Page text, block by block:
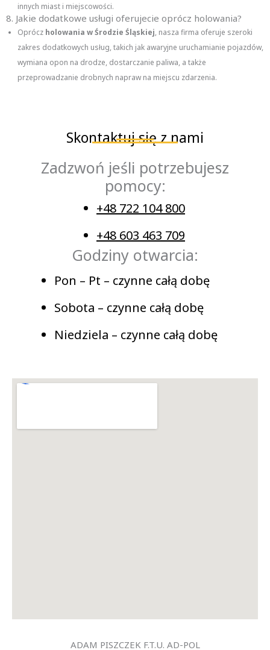
innych miast i miejscowości.
8. Jakie dodatkowe usługi oferujecie oprócz holowania?
Oprócz holowania w Środzie Śląskiej, nasza firma oferuje szeroki
zakres dodatkowych usług, takich jak awaryjne uruchamianie pojazdów,
wymiana opon na drodze, dostarczanie paliwa, a także
przeprowadzanie drobnych napraw na miejscu zdarzenia.
Skontaktuj się z nami
Zadzwoń jeśli potrzebujesz
pomocy:
+48 722 104 800
+48 603 463 709
Godziny otwarcia:
Pon – Pt – czynne całą dobę
Sobota – czynne całą dobę
Niedziela – czynne całą dobę
ADAM PISZCZEK F.T.U. AD-POL